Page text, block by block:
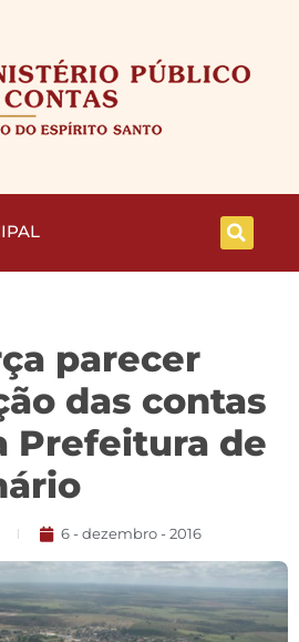
parecer
das contas
Prefeitura de
6 - dezembro - 2016